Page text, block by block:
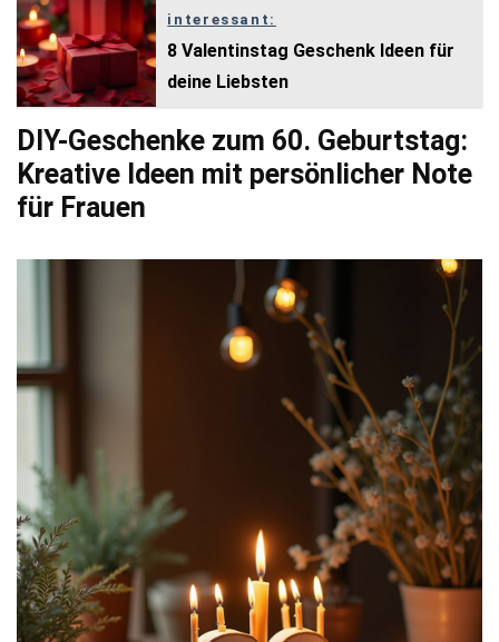
interessant:
8 Valentinstag Geschenk Ideen für
deine Liebsten
DIY-Geschenke zum 60. Geburtstag:
Kreative Ideen mit persönlicher Note
für Frauen